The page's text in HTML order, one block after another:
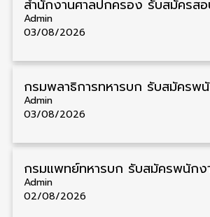
Admin
03/08/2026
Admin
03/08/2026
Admin
02/08/2026